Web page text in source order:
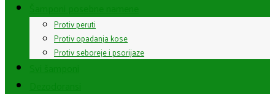
Protiv peruti
Protiv opadanja kose
Protiv seboreje i psorijaze